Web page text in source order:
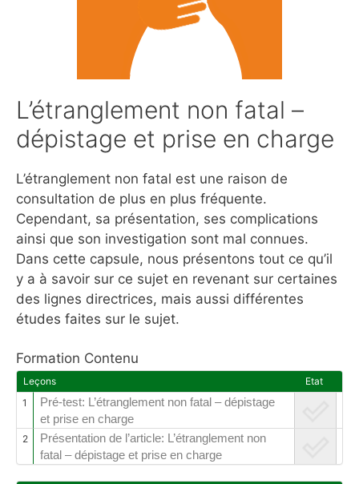
L’étranglement non fatal –
dépistage et prise en charge
L’étranglement non fatal est une raison de
consultation de plus en plus fréquente.
Cependant, sa présentation, ses complications
ainsi que son investigation sont mal connues.
Dans cette capsule, nous présentons tout ce qu’il
y a à savoir sur ce sujet en revenant sur certaines
des lignes directrices, mais aussi différentes
études faites sur le sujet.
Formation Contenu
Leçons
Etat
1
Pré-test: L’étranglement non fatal – dépistage
et prise en charge
2
Présentation de l’article: L’étranglement non
fatal – dépistage et prise en charge